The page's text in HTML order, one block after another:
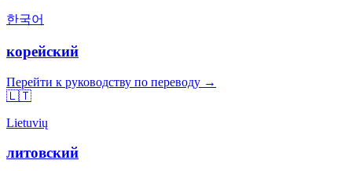
한국어
корейский
Перейти к руководству по переводу →
🇱🇹
Lietuvių
литовский